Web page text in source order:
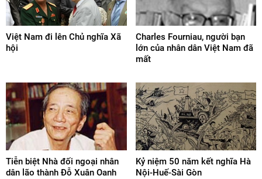
Việt Nam đi lên Chủ nghĩa Xã
hội
Charles Fourniau, người bạn
lớn của nhân dân Việt Nam đã
mất
Tiễn biệt Nhà đối ngoại nhân
dân lão thành Đỗ Xuân Oanh
Kỷ niệm 50 năm kết nghĩa Hà
Nội-Huế-Sài Gòn